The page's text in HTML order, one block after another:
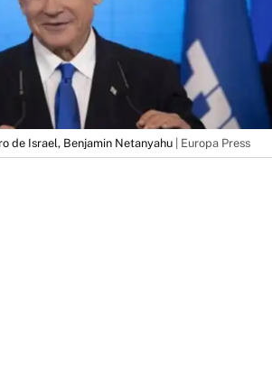
de Israel, Benjamin Netanyahu | Europa Press